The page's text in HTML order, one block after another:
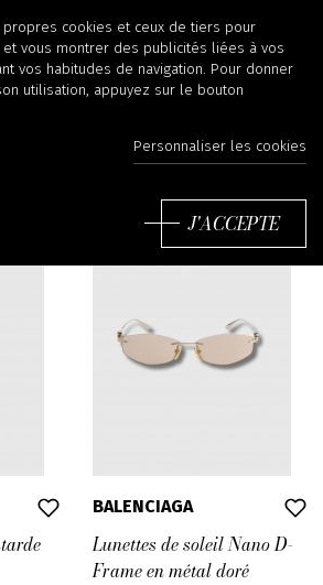
BALENCIAGA
Lunettes de soleil Nano D-
Frame en métal doré
cookies et ceux de tiers pour
vous montrer des publicités liées à vos
vos habitudes de navigation. Pour donner
utilisation, appuyez sur le bouton
Personnaliser les cookies
J'ACCEPTE